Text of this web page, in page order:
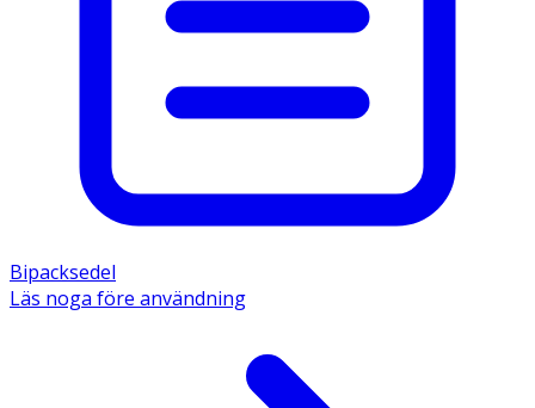
Bipacksedel
Läs noga före användning